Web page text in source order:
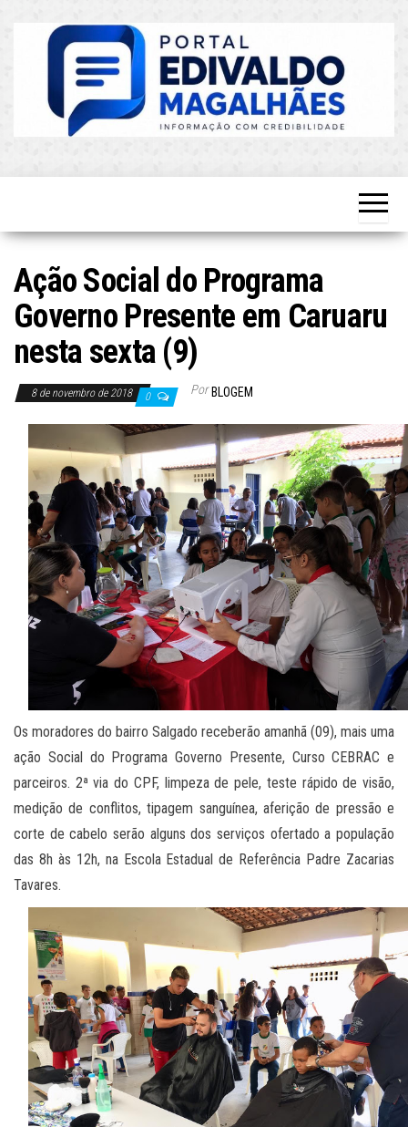
Atualizado!
Ação Social do Programa
Governo Presente em Caruaru
nesta sexta (9)
8 de novembro de 2018 0 Por BLOGEM
Os moradores do bairro Salgado receberão amanhã (09), mais uma
ação Social do Programa Governo Presente, Curso CEBRAC e
parceiros. 2ª via do CPF, limpeza de pele, teste rápido de visão,
medição de conflitos, tipagem sanguínea, aferição de pressão e
corte de cabelo serão alguns dos serviços ofertado a população
das 8h às 12h, na Escola Estadual de Referência Padre Zacarias
Tavares.